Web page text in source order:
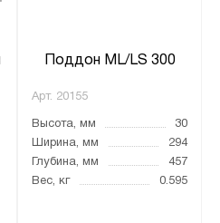
Поддон ML/LS 300
Арт. 20155
Высота, мм
30
Ширина, мм
294
Глубина, мм
457
Вес, кг
0.595